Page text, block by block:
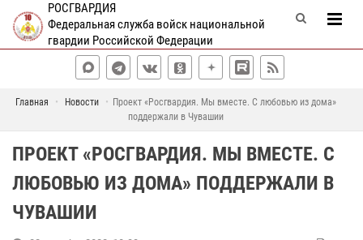
РОСГВАРДИЯ
Федеральная служба войск национальной
гвардии Российской Федерации
Главная Новости
Проект «Росгвардия. Мы вместе. С любовью из дома»
поддержали в Чувашии
ПРОЕКТ «РОСГВАРДИЯ. МЫ ВМЕСТЕ. С
ЛЮБОВЬЮ ИЗ ДОМА» ПОДДЕРЖАЛИ В
ЧУВАШИИ